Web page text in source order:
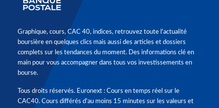
Graphique, cours, CAC 40, indices, retrouvez toute l'actualité
boursière en quelques clics mais aussi des articles et dossiers
complets sur les tendances du moment. Des informations clé en
main pour vous accompagner dans tous vos investissements en
bourse.
Tous droits réservés. Euronext : Cours en temps réel sur le
CAC40. Cours différés d'au moins 15 minutes sur les valeurs et